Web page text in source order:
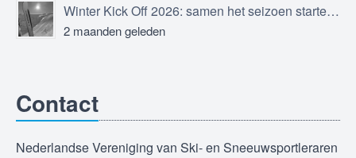
Winter Kick Off 2026: samen het seizoen starten in Sölden
2 maanden geleden
Contact
Nederlandse Vereniging van Ski- en Sneeuwsportleraren